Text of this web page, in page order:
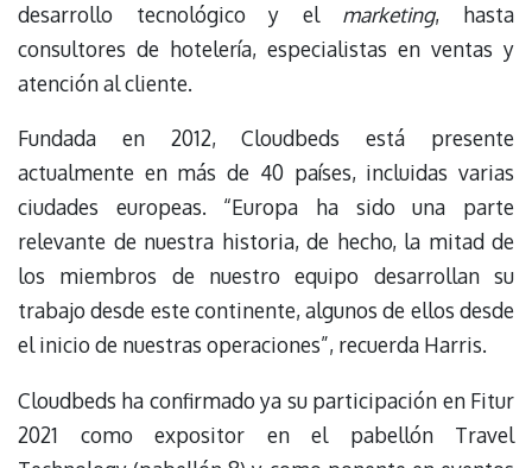
desarrollo tecnológico y el marketing, hasta
consultores de hotelería, especialistas en ventas y
atención al cliente.
Fundada en 2012, Cloudbeds está presente
actualmente en más de 40 países, incluidas varias
ciudades europeas. “Europa ha sido una parte
relevante de nuestra historia, de hecho, la mitad de
los miembros de nuestro equipo desarrollan su
trabajo desde este continente, algunos de ellos desde
el inicio de nuestras operaciones”, recuerda Harris.
Cloudbeds ha confirmado ya su participación en Fitur
2021 como expositor en el pabellón Travel